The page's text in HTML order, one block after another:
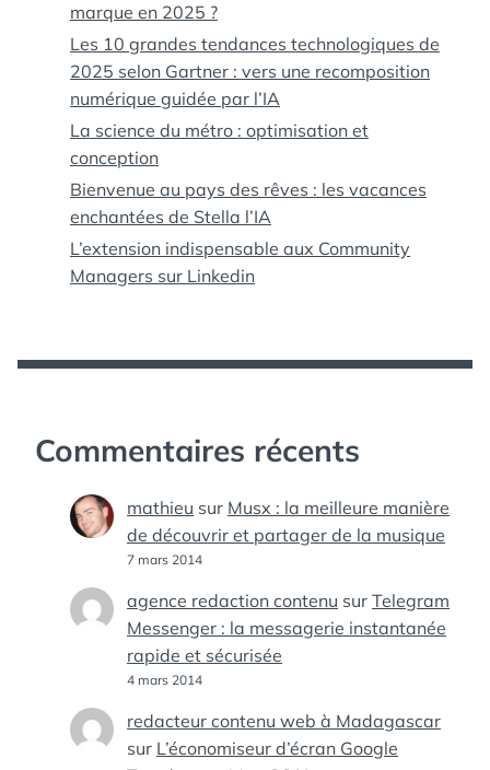
marque en 2025 ?
Les 10 grandes tendances technologiques de
2025 selon Gartner : vers une recomposition
numérique guidée par l’IA
La science du métro : optimisation et
conception
Bienvenue au pays des rêves : les vacances
enchantées de Stella l’IA
L’extension indispensable aux Community
Managers sur Linkedin
Commentaires récents
mathieu sur Musx : la meilleure manière
de découvrir et partager de la musique
7 mars 2014
agence redaction contenu sur Telegram
Messenger : la messagerie instantanée
rapide et sécurisée
4 mars 2014
redacteur contenu web à Madagascar
sur L’économiseur d’écran Google